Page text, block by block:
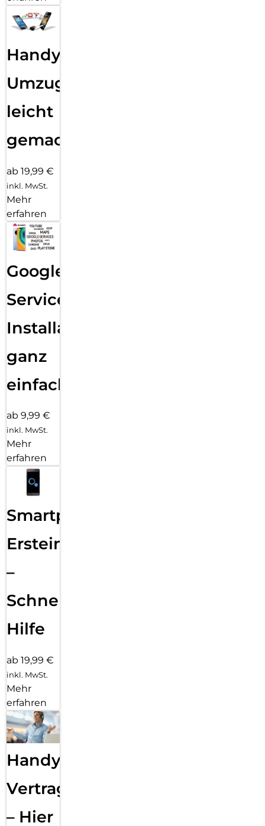
Handy
Umzug
leicht
gemacht!
ab 19,99 €
inkl. MwSt.
Mehr
erfahren
Google
Services
Installation
ganz
einfach
ab 9,99 €
inkl. MwSt.
Mehr
erfahren
Smartphone
Ersteinrichtung
–
Schnelle
Hilfe
ab 19,99 €
inkl. MwSt.
Mehr
erfahren
Handy
Vertragsabwicklung
– Hier